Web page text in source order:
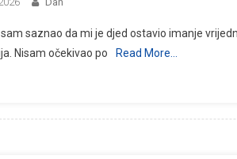
sam saznao da mi je djed ostavio imanje
Nisam očekivao po
Read More…